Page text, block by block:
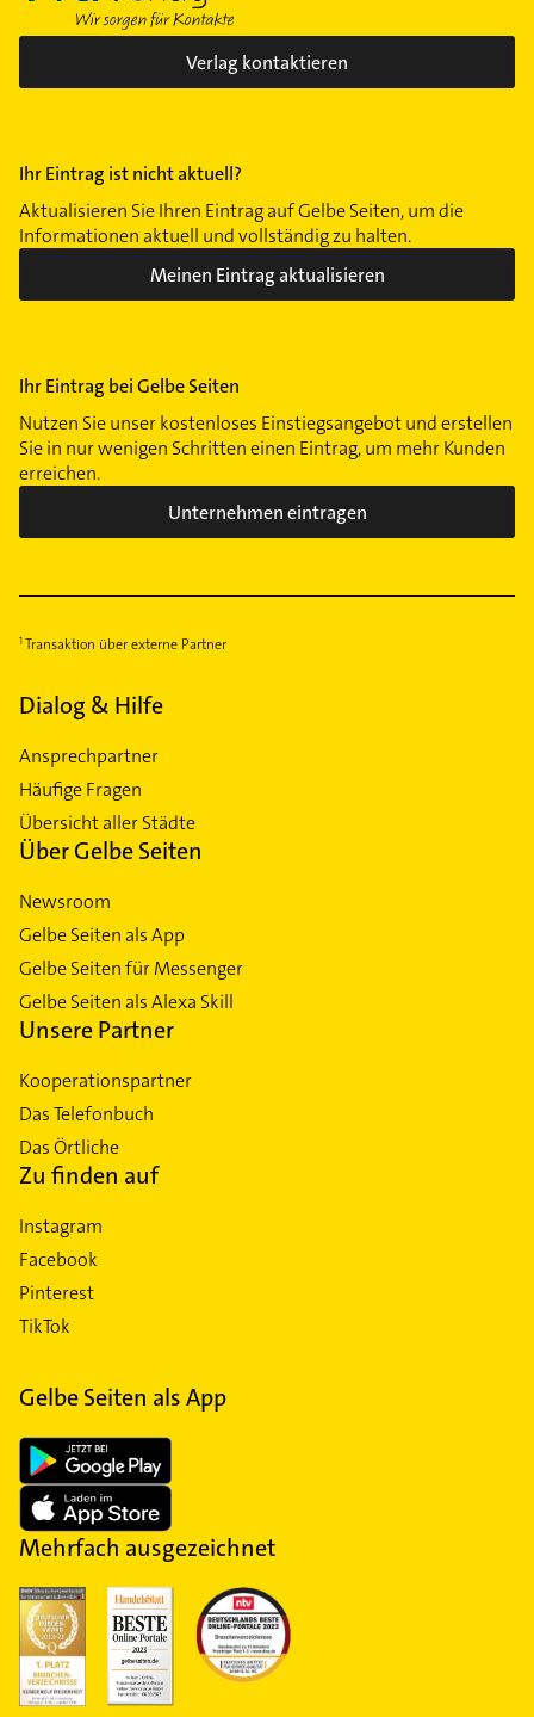
Verlag kontaktieren
Ihr Eintrag ist nicht aktuell?
Aktualisieren Sie Ihren Eintrag auf Gelbe Seiten, um die
Informationen aktuell und vollständig zu halten.
Meinen Eintrag aktualisieren
Ihr Eintrag bei Gelbe Seiten
Nutzen Sie unser kostenloses Einstiegsangebot und erstellen
Sie in nur wenigen Schritten einen Eintrag, um mehr Kunden
erreichen.
Unternehmen eintragen
Transaktion über externe Partner
Dialog & Hilfe
Ansprechpartner
Häufige Fragen
Übersicht aller Städte
Über Gelbe Seiten
Newsroom
Gelbe Seiten als App
Gelbe Seiten für Messenger
Gelbe Seiten als Alexa Skill
Unsere Partner
Kooperationspartner
Das Telefonbuch
Das Örtliche
Zu finden auf
Instagram
Facebook
Pinterest
TikTok
Gelbe Seiten als App
Mehrfach ausgezeichnet